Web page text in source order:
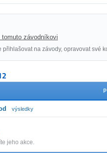
tomuto závodníkovi
přihlašovat na závody, opravovat své
výsledky
jeho akce.